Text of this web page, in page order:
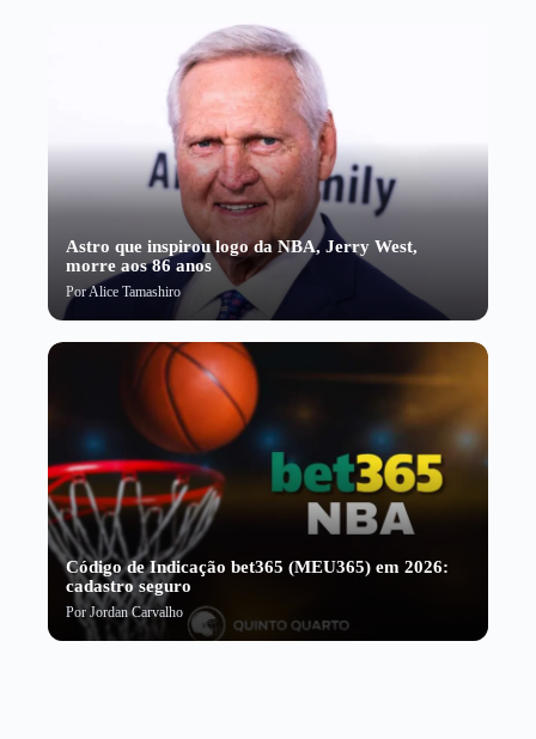
Astro que inspirou logo da NBA, Jerry West,
morre aos 86 anos
PorAlice Tamashiro
Código de Indicação bet365 (MEU365) em 2026:
cadastro seguro
PorJordan Carvalho